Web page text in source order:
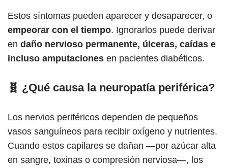
Estos síntomas pueden aparecer y desaparecer, o
empeorar con el tiempo. Ignorarlos puede derivar
en daño nervioso permanente, úlceras, caídas e
incluso amputaciones en pacientes diabéticos.
🧬 ¿Qué causa la neuropatía periférica?
Los nervios periféricos dependen de pequeños
vasos sanguíneos para recibir oxígeno y nutrientes.
Cuando estos capilares se dañan —por azúcar alta
en sangre, toxinas o compresión nerviosa—, los